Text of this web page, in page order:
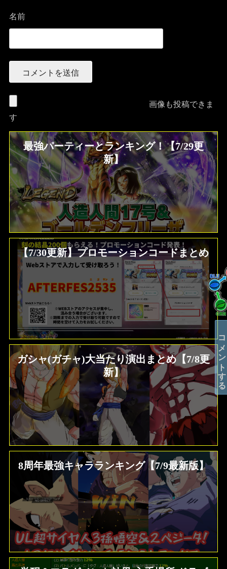
名前
画像も投稿できま
す
最強パーティーとランキング！【7/29更
新】
【7/30更新】プロモーションコードまとめ
ガシャ(ガチャ)大当たり演出まとめ【7/8更
新】
8周年最強キャラランキング【7/9最新版】
コメントする